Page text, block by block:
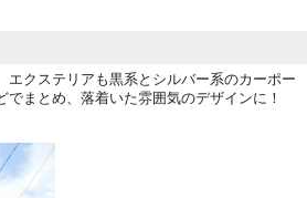
エクステリアも黒系とシルバー系のカーポー
でまとめ、落着いた雰囲気のデザインに！